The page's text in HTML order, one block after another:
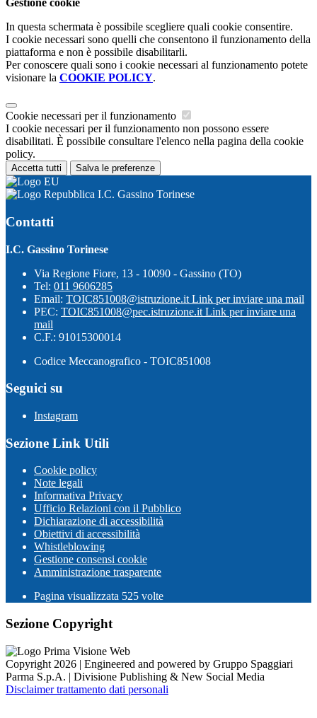
Gestione cookie
In questa schermata è possibile scegliere quali cookie consentire.
I cookie necessari sono quelli che consentono il funzionamento della
piattaforma e non è possibile disabilitarli.
Per conoscere quali sono i cookie necessari al funzionamento potete
visionare la COOKIE POLICY.
Cookie necessari per il funzionamento
I cookie necessari per il funzionamento non possono essere
disabilitati. È possibile consultare l'elenco nella pagina della cookie
policy.
Accetta tutti Salva le preferenze
I.C. Gassino Torinese
Contatti
I.C. Gassino Torinese
Via Regione Fiore, 13 - 10090 - Gassino (TO)
Tel: 011 9606285
Email: TOIC851008@istruzione.it Link per inviare una mail
PEC: TOIC851008@pec.istruzione.it Link per inviare una
mail
C.F.: 91015300014
Codice Meccanografico - TOIC851008
Seguici su
Instagram
Sezione Link Utili
Cookie policy
Note legali
Informativa Privacy
Ufficio Relazioni con il Pubblico
Dichiarazione di accessibilità
Obiettivi di accessibilità
Whistleblowing
Gestione consensi cookie
Amministrazione trasparente
Pagina visualizzata 525 volte
Sezione Copyright
Copyright 2026 | Engineered and powered by Gruppo Spaggiari
Parma S.p.A. | Divisione Publishing & New Social Media
Disclaimer trattamento dati personali